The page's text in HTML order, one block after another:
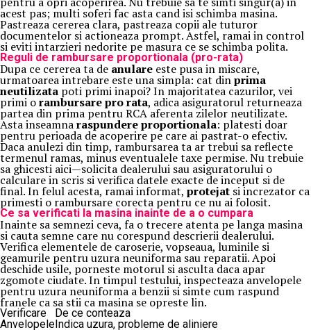
acest pas; multi soferi fac asta cand isi schimba masina.
Pastreaza cererea clara, pastreaza copii ale tuturor
documentelor si actioneaza prompt. Astfel, ramai in control
si eviti intarzieri nedorite pe masura ce se schimba polita.
Reguli de rambursare proportionala (pro-rata)
Dupa ce cererea ta de anulare este pusa in miscare,
urmatoarea intrebare este una simpla: cat dinprima
neutilizata poti primi inapoi? In majoritatea cazurilor, vei
primi orambursare pro rata, adica asiguratorul returneaza
partea din prima pentru RCA aferenta zilelor neutilizate.
Asta inseamnaraspundere proportionala: platesti doar
pentru perioada de acoperire pe care ai pastrat-o efectiv.
Daca anulezi din timp, rambursarea ta ar trebui sa reflecte
termenul ramas, minus eventualele taxe permise. Nu trebuie
sa ghicesti aici—solicita dealerului sau asiguratorului o
calculare in scris si verifica datele exacte de inceput si de
final. In felul acesta, ramai informat, protejat si increzator ca
primesti o rambursare corecta pentru ce nu ai folosit.
Ce sa verificati la masina inainte de a o cumpara
Inainte sa semnezi ceva, fa o trecere atenta pe langa masina
si cauta semne care nu corespund descrierii dealerului.
Verifica elementele de caroserie, vopseaua, luminile si
geamurile pentru uzura neuniforma sau reparatii. Apoi
deschide usile, porneste motorul si asculta daca apar
zgomote ciudate. In timpul testului, inspecteaza anvelopele
pentru uzura neuniforma a benzii si simte cum raspund
franele ca sa stii ca masina se opreste lin.
Verificare
De ce conteaza
AnvelopeleIndica uzura, probleme de aliniere